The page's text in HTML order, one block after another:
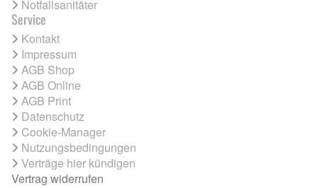
Notfallsanitäter
Service
Kontakt
Impressum
AGB Shop
AGB Online
AGB Print
Datenschutz
Cookie-Manager
Nutzungsbedingungen
Verträge hier kündigen
Vertrag widerrufen